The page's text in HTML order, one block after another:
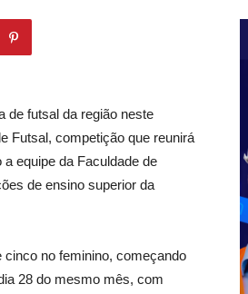
de futsal da região neste
Futsal, competição que reunirá
equipe da Faculdade de
de ensino superior da
no feminino, começando
28 do mesmo mês, com